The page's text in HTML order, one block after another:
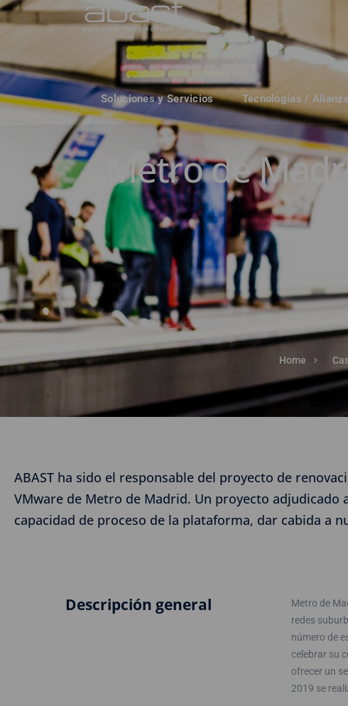
Soluciones y Servicios Tecnologías /
Metro de
Home
ABAST ha sido el responsable del proyecto de
VMware de Metro de Madrid. Un proyecto
capacidad de proceso de la plataforma, dar cabida a
Descripción general
Metro de
redes
número de
celebrar su
ofrecer un
2019 se